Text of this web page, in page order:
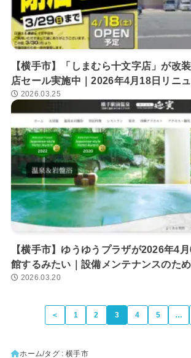
【横手市】「しまむら十文字店」が改
店セール実施中｜2026年4月18日リニ
2026.03.25
【横手市】ゆうゆうプラザが2026年4
館するみたい｜設備メンテナンスのため
2026.03.20
＜ 1 2 3 4 5 …
ホーム タグ : 横手市